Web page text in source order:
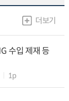
더보기
수입 제재 등
1p